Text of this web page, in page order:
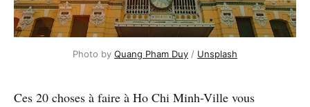
Photo by Quang Pham Duy / Unsplash
Ces 20 choses à faire à Ho Chi Minh-Ville vous